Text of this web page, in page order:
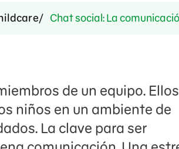
Chat social: La
de un equipo. Ellos
niños en un ambiente de
La clave para ser